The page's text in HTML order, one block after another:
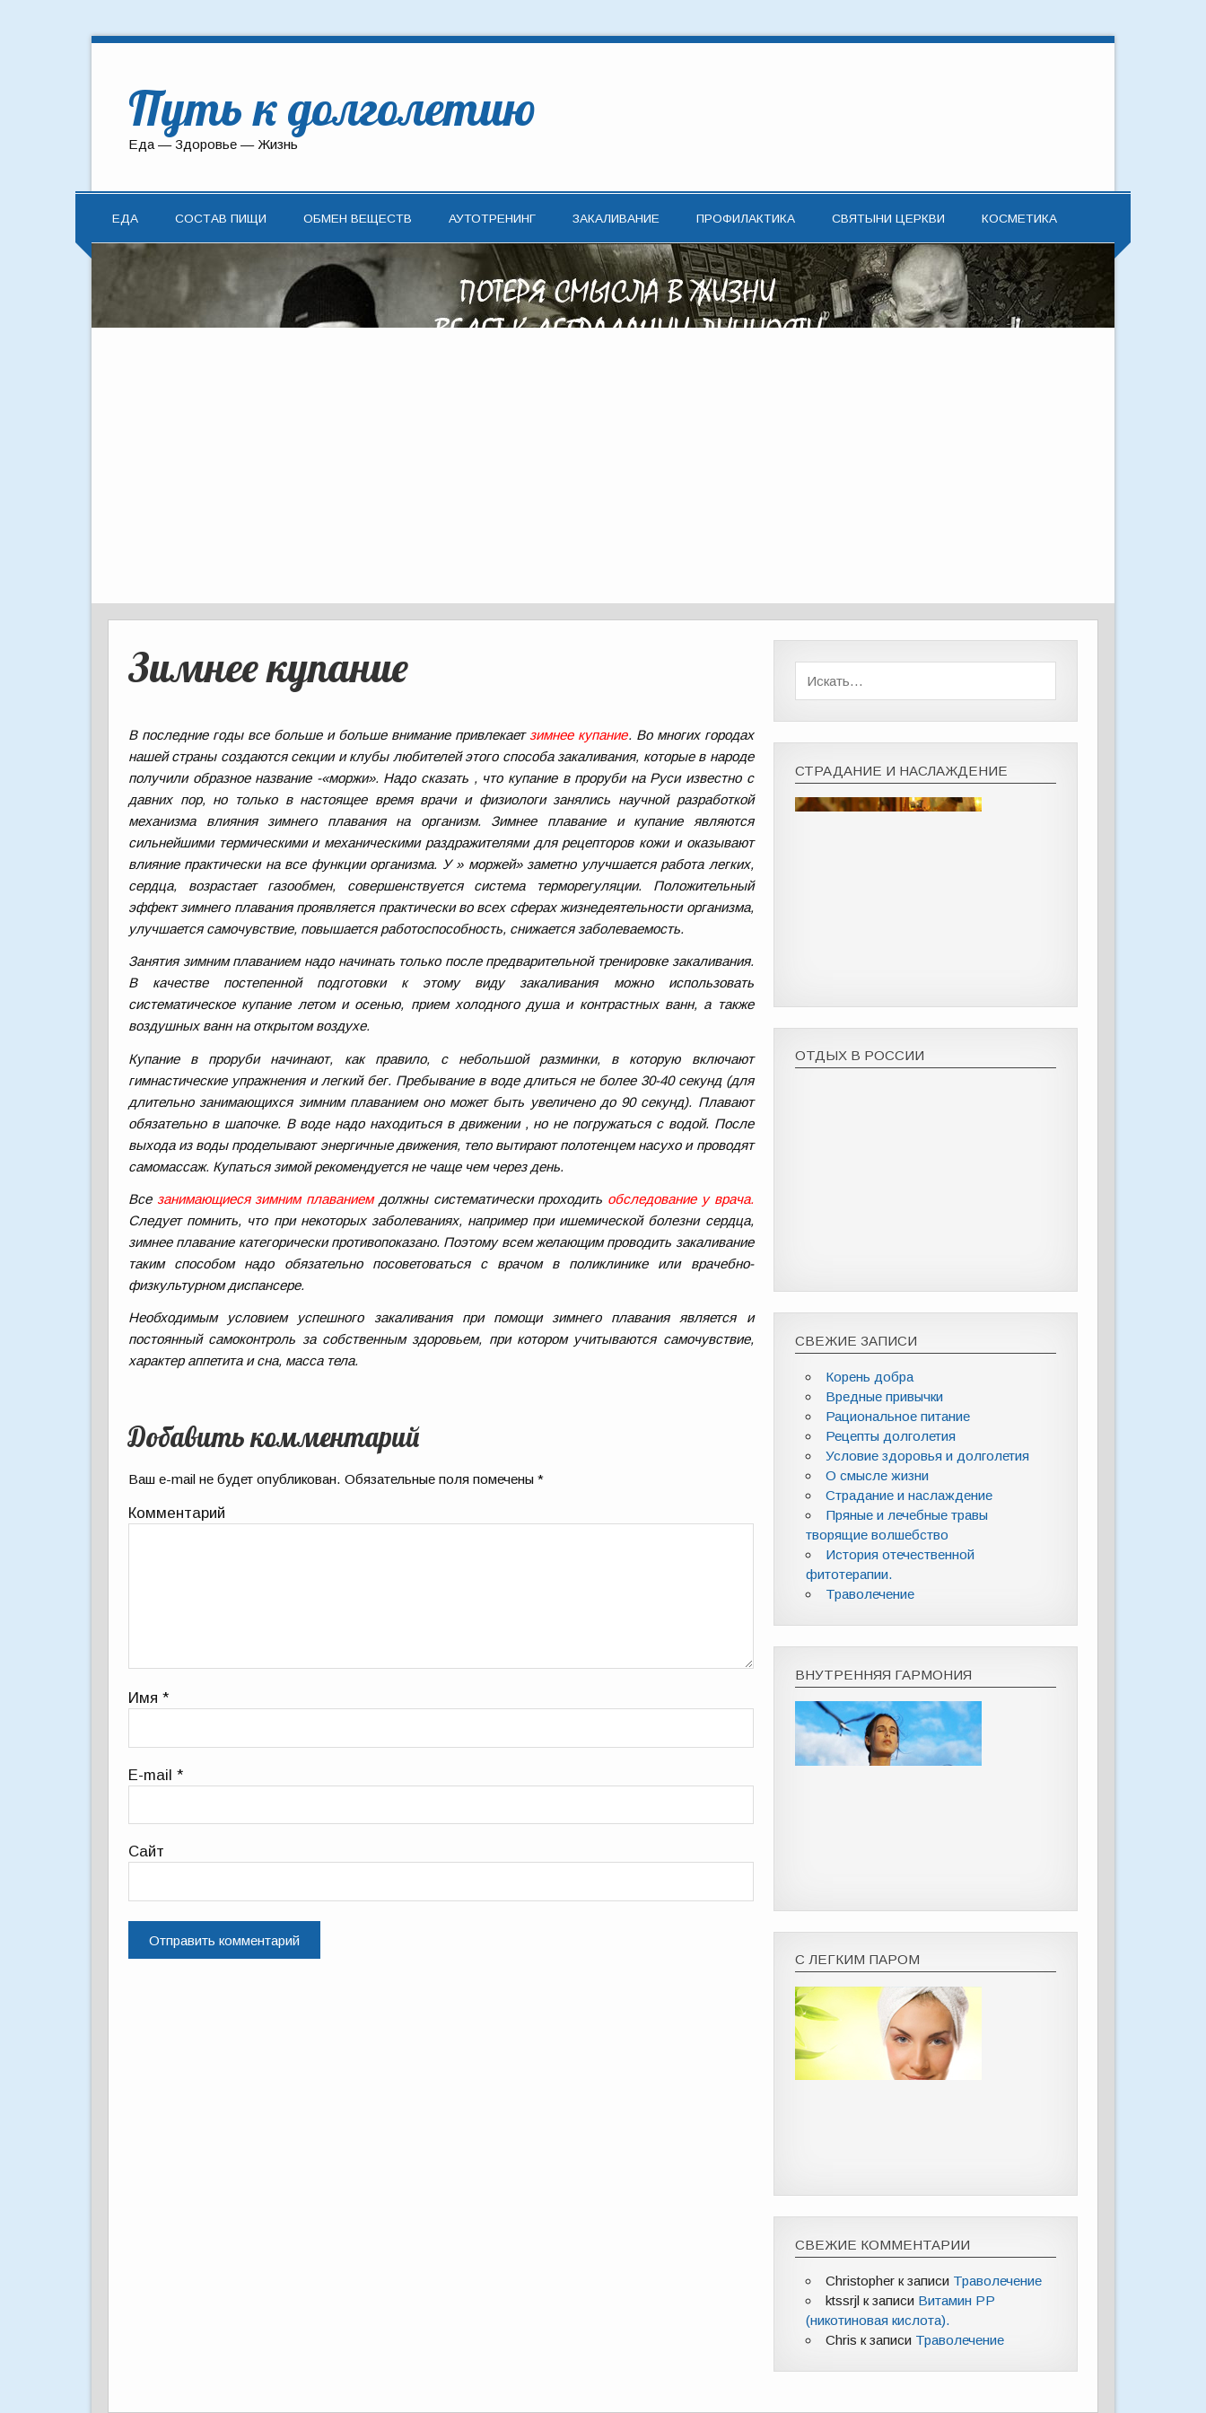
Путь к долголетию
Еда — Здоровье — Жизнь
ЕДА СОСТАВ ПИЩИ ОБМЕН ВЕЩЕСТВ АУТОТРЕНИНГ ЗАКАЛИВАНИЕ ПРОФИЛАКТИКА СВЯТЫНИ ЦЕРКВИ КОСМЕТИКА
Зимнее купание
В последние годы все больше и больше внимание привлекает зимнее купание. Во многих городах
нашей страны создаются секции и клубы любителей этого способа закаливания, которые в народе
получили образное название -«моржи». Надо сказать , что купание в проруби на Руси известно с
давних пор, но только в настоящее время врачи и физиологи занялись научной разработкой
механизма влияния зимнего плавания на организм. Зимнее плавание и купание являются
сильнейшими термическими и механическими раздражителями для рецепторов кожи и оказывают
влияние практически на все функции организма. У » моржей» заметно улучшается работа легких,
сердца, возрастает газообмен, совершенствуется система терморегуляции. Положительный
эффект зимнего плавания проявляется практически во всех сферах жизнедеятельности организма,
улучшается самочувствие, повышается работоспособность, снижается заболеваемость.
Занятия зимним плаванием надо начинать только после предварительной тренировке закаливания.
В качестве постепенной подготовки к этому виду закаливания можно использовать
систематическое купание летом и осенью, прием холодного душа и контрастных ванн, а также
воздушных ванн на открытом воздухе.
Купание в проруби начинают, как правило, с небольшой разминки, в которую включают
гимнастические упражнения и легкий бег. Пребывание в воде длиться не более 30-40 секунд (для
длительно занимающихся зимним плаванием оно может быть увеличено до 90 секунд). Плавают
обязательно в шапочке. В воде надо находиться в движении , но не погружаться с водой. После
выхода из воды проделывают энергичные движения, тело вытирают полотенцем насухо и проводят
самомассаж. Купаться зимой рекомендуется не чаще чем через день.
Все занимающиеся зимним плаваниемдолжны систематически проходить обследование у врача.
Следует помнить, что при некоторых заболеваниях, например при ишемической болезни сердца,
зимнее плавание категорически противопоказано. Поэтому всем желающим проводить закаливание
таким способом надо обязательно посоветоваться с врачом в поликлинике или врачебно-
физкультурном диспансере.
Необходимым условием успешного закаливания при помощи зимнего плавания является и
постоянный самоконтроль за собственным здоровьем, при котором учитываются самочувствие,
характер аппетита и сна, масса тела.
Добавить комментарий
Ваш e-mail не будет опубликован. Обязательные поля помечены*
Комментарий
Имя*
E-mail*
Сайт
СТРАДАНИЕ И НАСЛАЖДЕНИЕ
ОТДЫХ В РОССИИ
СВЕЖИЕ ЗАПИСИ
Корень добра
Вредные привычки
Рациональное питание
Рецепты долголетия
Условие здоровья и долголетия
О смысле жизни
Страдание и наслаждение
Пряные и лечебные травы
творящие волшебство
История отечественной
фитотерапии.
Траволечение
ВНУТРЕННЯЯ ГАРМОНИЯ
С ЛЕГКИМ ПАРОМ
СВЕЖИЕ КОММЕНТАРИИ
Christopherк записи Траволечение
ktssrjlк записи Витамин РР
(никотиновая кислота).
Chris к записи Траволечение